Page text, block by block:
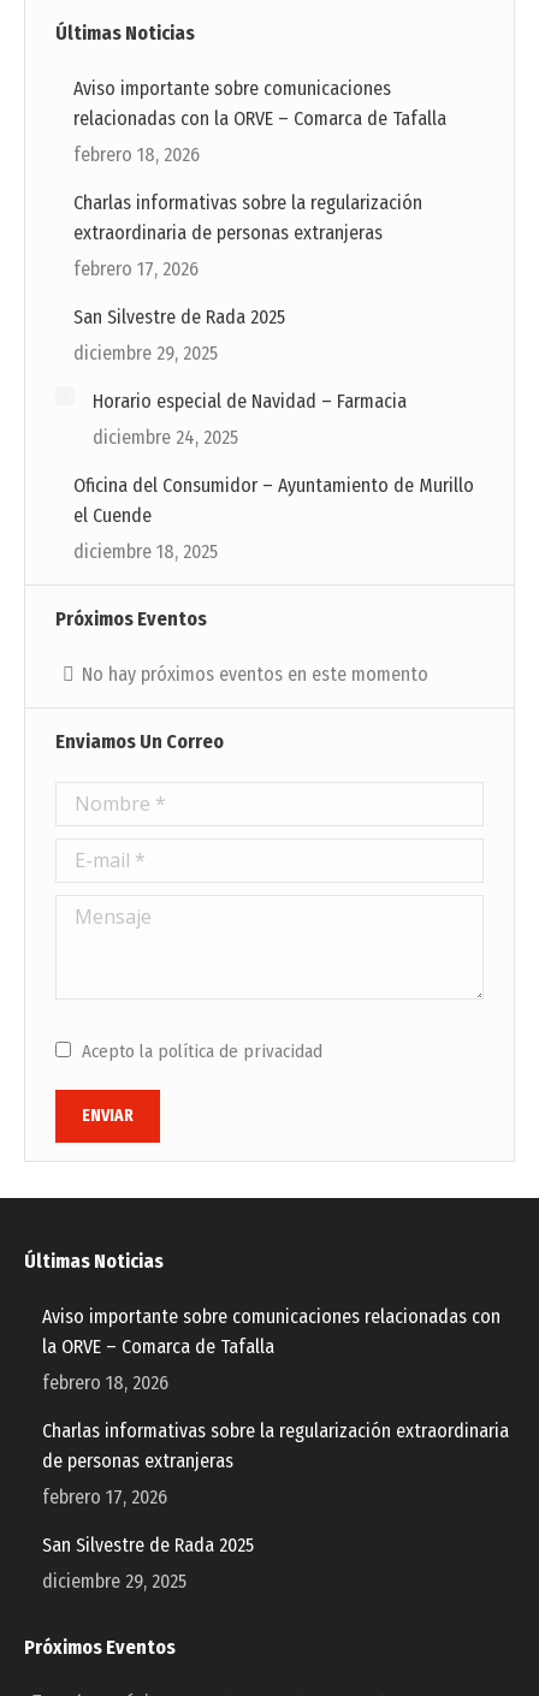
Últimas Noticias
Aviso importante sobre comunicaciones
relacionadas con la ORVE – Comarca de Tafalla
febrero 18, 2026
Charlas informativas sobre la regularización
extraordinaria de personas extranjeras
febrero 17, 2026
San Silvestre de Rada 2025
diciembre 29, 2025
Horario especial de Navidad – Farmacia
diciembre 24, 2025
Oficina del Consumidor – Ayuntamiento de Murillo
el Cuende
diciembre 18, 2025
Próximos Eventos
No hay próximos eventos en este momento
Enviamos Un Correo
Nombre *
E-mail *
Mensaje
Acepto la política de privacidad
ENVIAR
Últimas Noticias
Aviso importante sobre comunicaciones relacionadas con
la ORVE – Comarca de Tafalla
febrero 18, 2026
Charlas informativas sobre la regularización extraordinaria
de personas extranjeras
febrero 17, 2026
San Silvestre de Rada 2025
diciembre 29, 2025
Próximos Eventos